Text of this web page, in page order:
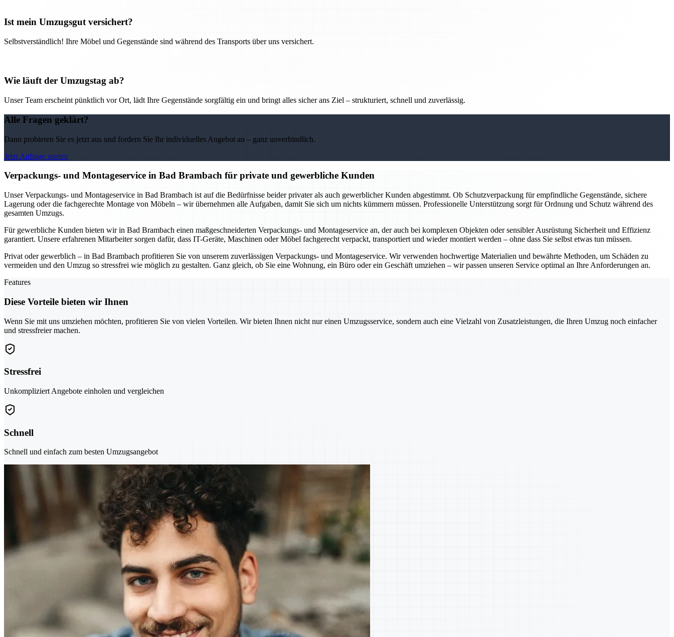
Ist mein Umzugsgut versichert?
Selbstverständlich! Ihre Möbel und Gegenstände sind während des Transports über uns versichert.
Wie läuft der Umzugstag ab?
Unser Team erscheint pünktlich vor Ort, lädt Ihre Gegenstände sorgfältig ein und bringt alles sicher ans Ziel – strukturiert, schnell und zuverlässig.
Alle Fragen geklärt?
Dann probieren Sie es jetzt aus und fordern Sie Ihr individuelles Angebot an – ganz unverbindlich.
Jetzt Anfrage starten
Verpackungs- und Montageservice in Bad Brambach für private und gewerbliche Kunden
Unser Verpackungs- und Montageservice in Bad Brambach ist auf die Bedürfnisse beider privater als auch gewerblicher Kunden abgestimmt. Ob Schutzverpackung für empfindliche Gegenstände, sichere
Lagerung oder die fachgerechte Montage von Möbeln – wir übernehmen alle Aufgaben, damit Sie sich um nichts kümmern müssen. Professionelle Unterstützung sorgt für Ordnung und Schutz während des
gesamten Umzugs.
Für gewerbliche Kunden bieten wir in Bad Brambach einen maßgeschneiderten Verpackungs- und Montageservice an, der auch bei komplexen Objekten oder sensibler Ausrüstung Sicherheit und Effizienz
garantiert. Unsere erfahrenen Mitarbeiter sorgen dafür, dass IT-Geräte, Maschinen oder Möbel fachgerecht verpackt, transportiert und wieder montiert werden – ohne dass Sie selbst etwas tun müssen.
Privat oder gewerblich – in Bad Brambach profitieren Sie von unserem zuverlässigen Verpackungs- und Montageservice. Wir verwenden hochwertige Materialien und bewährte Methoden, um Schäden zu
vermeiden und den Umzug so stressfrei wie möglich zu gestalten. Ganz gleich, ob Sie eine Wohnung, ein Büro oder ein Geschäft umziehen – wir passen unseren Service optimal an Ihre Anforderungen an.
Features
Diese Vorteile bieten wir Ihnen
Wenn Sie mit uns umziehen möchten, profitieren Sie von vielen Vorteilen. Wir bieten Ihnen nicht nur einen Umzugsservice, sondern auch eine Vielzahl von Zusatzleistungen, die Ihren Umzug noch einfacher
und stressfreier machen.
Stressfrei
Unkompliziert Angebote einholen und vergleichen
Schnell
Schnell und einfach zum besten Umzugsangebot